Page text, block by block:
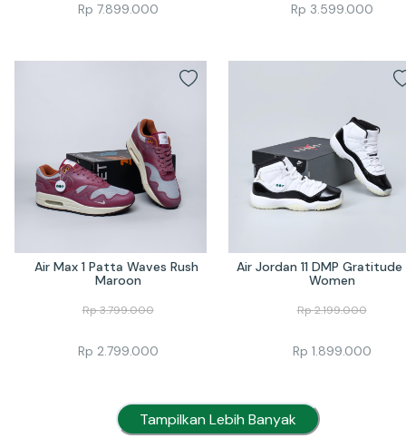
Rp 7.899.000 Rp 3.599.000
Air Max 1 Patta Waves Rush
Maroon
Rp3.799.000
Rp 2.799.000
Air Jordan 11 DMP Gratitude
Women
Rp2.199.000
Rp 1.899.000
Tampilkan Lebih Banyak